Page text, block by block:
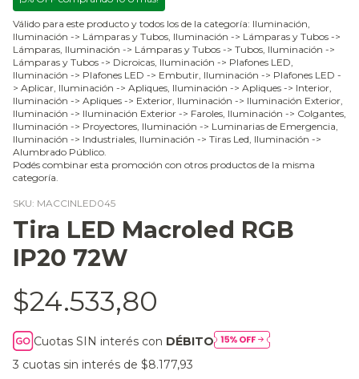
Válido para este producto y todos los de la categoría: Iluminación,
Iluminación -> Lámparas y Tubos, Iluminación -> Lámparas y Tubos ->
Lámparas, Iluminación -> Lámparas y Tubos -> Tubos, Iluminación ->
Lámparas y Tubos -> Dicroicas, Iluminación -> Plafones LED,
Iluminación -> Plafones LED -> Embutir, Iluminación -> Plafones LED -
> Aplicar, Iluminación -> Apliques, Iluminación -> Apliques -> Interior,
Iluminación -> Apliques -> Exterior, Iluminación -> Iluminación Exterior,
Iluminación -> Iluminación Exterior -> Faroles, Iluminación -> Colgantes,
Iluminación -> Proyectores, Iluminación -> Luminarias de Emergencia,
Iluminación -> Industriales, Iluminación -> Tiras Led, Iluminación ->
Alumbrado Público.
Podés combinar esta promoción con otros productos de la misma
categoría.
SKU: MACCINLED045
Tira LED Macroled RGB
IP20 72W
$24.533,80
Cuotas SIN interés con DÉBITO
3 cuotas sin interés de $8.177,93